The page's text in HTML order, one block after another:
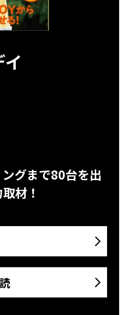
グまで80台を出
材！